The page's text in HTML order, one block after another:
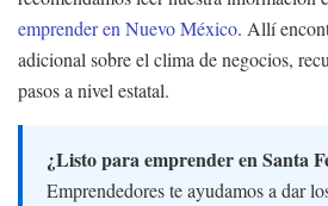
emprender en Nuevo México. Allí
adicional sobre el clima de negocios,
pasos a nivel estatal.
¿Listo para emprender en Santa
Emprendedores te ayudamos a dar